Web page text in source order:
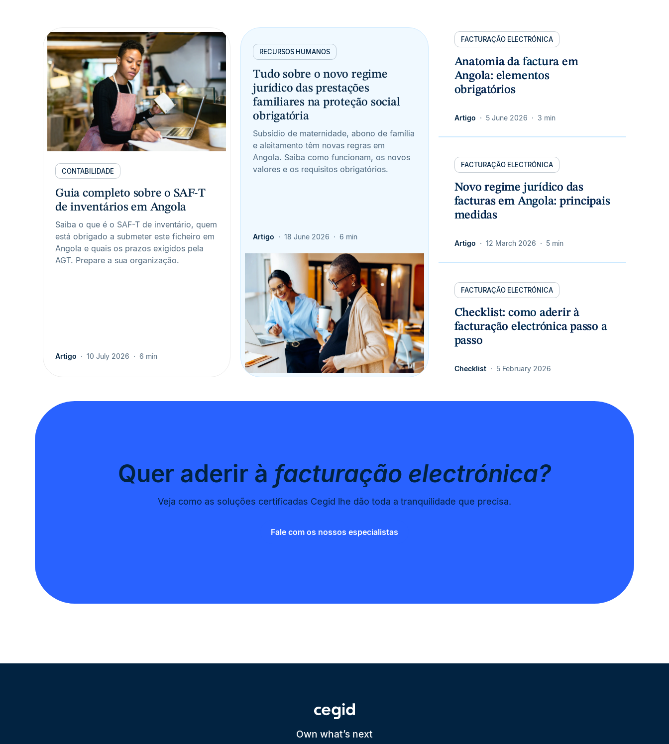
CONTABILIDADE
Guia completo sobre o SAF-T
de inventários em Angola
Saiba o que é o SAF-T de inventário, quem
está obrigado a submeter este ficheiro em
Angola e quais os prazos exigidos pela
AGT. Prepare a sua organização.
Artigo 10 July 2026 6 min
RECURSOS HUMANOS
Tudo sobre o novo regime
jurídico das prestações
familiares na proteção social
obrigatória
Subsídio de maternidade, abono de família
e aleitamento têm novas regras em
Angola. Saiba como funcionam, os novos
valores e os requisitos obrigatórios.
Artigo 18 June 2026 6 min
FACTURAÇÃO ELECTRÓNICA
Anatomia da factura em
Angola: elementos
obrigatórios
Artigo 5 June 2026 3 min
FACTURAÇÃO ELECTRÓNICA
Novo regime jurídico das
facturas em Angola: principais
medidas
Artigo 12 March 2026 5 min
FACTURAÇÃO ELECTRÓNICA
Checklist: como aderir à
facturação electrónica passo a
passo
Checklist 5 February 2026
Quer aderir à facturação electrónica?
Veja como as soluções certificadas Cegid lhe dão toda a tranquilidade que precisa.
Fale com os nossos especialistas
Own what’s next